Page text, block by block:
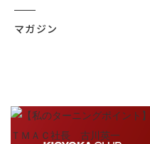
マガジン